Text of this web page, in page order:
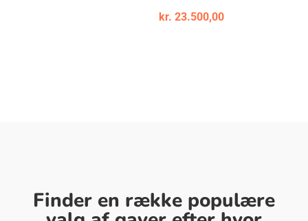
kr. 23.500,00
Finder en række populære